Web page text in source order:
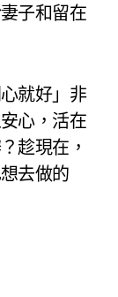
子和留在
就好」非
心，活在
趁現在，
去做的